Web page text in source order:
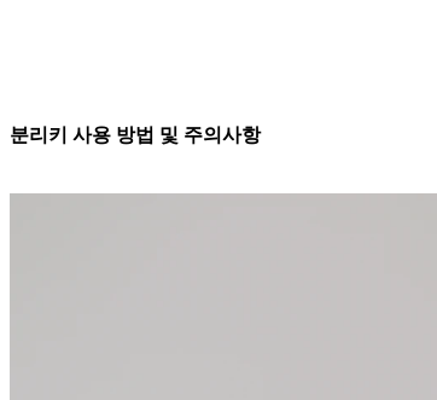
분리키 사용 방법 및 주의사항